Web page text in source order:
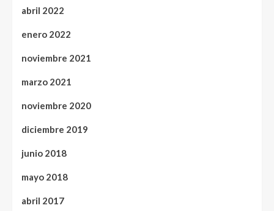
abril 2022
enero 2022
noviembre 2021
marzo 2021
noviembre 2020
diciembre 2019
junio 2018
mayo 2018
abril 2017